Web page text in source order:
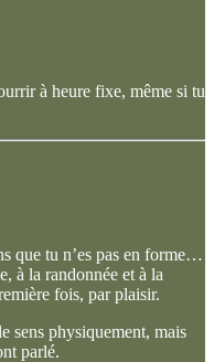
à heure fixe, même si tu
que tu n’es pas en forme…
à la randonnée et à la
fois, par plaisir.
sens physiquement, mais
parlé.